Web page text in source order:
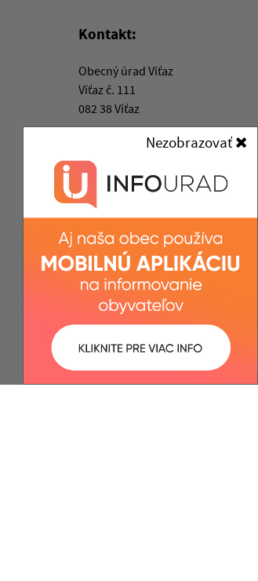
Nezobrazovať
Kontakt:
Obecný úrad Víťaz
Víťaz č. 111
082 38 Víťaz
info@obecvitaz.sk
+421 51 7911 306
IČO: 00327981